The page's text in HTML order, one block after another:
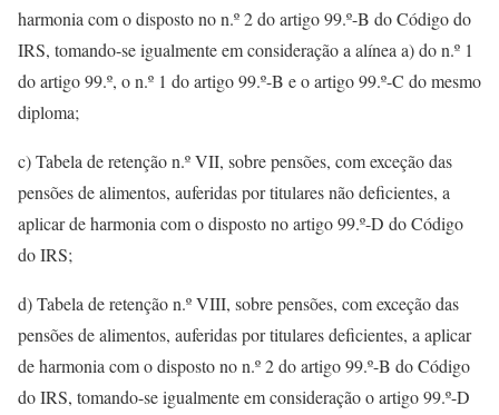
harmonia com o disposto no n.º 2 do artigo 99.º-B do Código do
IRS, tomando-se igualmente em consideração a alínea a) do n.º 1
do artigo 99.º, o n.º 1 do artigo 99.º-B e o artigo 99.º-C do mesmo
diploma;
c) Tabela de retenção n.º VII, sobre pensões, com exceção das
pensões de alimentos, auferidas por titulares não deficientes, a
aplicar de harmonia com o disposto no artigo 99.º-D do Código
do IRS;
d) Tabela de retenção n.º VIII, sobre pensões, com exceção das
pensões de alimentos, auferidas por titulares deficientes, a aplicar
de harmonia com o disposto no n.º 2 do artigo 99.º-B do Código
do IRS, tomando-se igualmente em consideração o artigo 99.º-D